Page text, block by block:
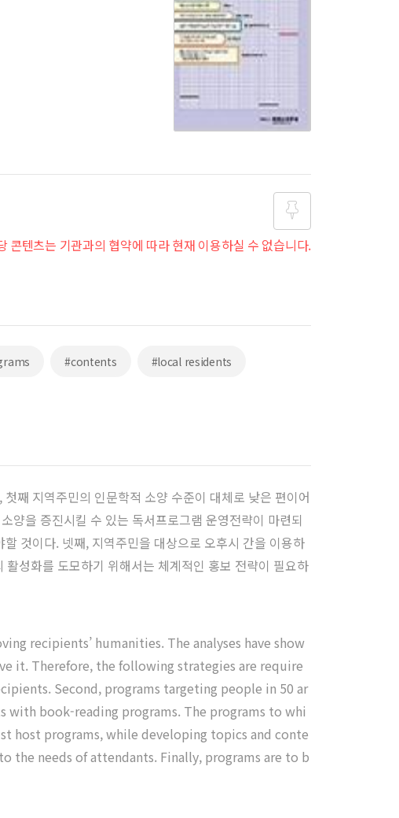
즐겨찾
콘텐츠는 기관과의 협약에 따라 현재 이용하실 수 없습니다.
#contents #local residents
째 지역주민의 인문학적 소양 수준이 대체로 낮은 편이어
양을 증진시킬 수 있는 독서프로그램 운영전략이 마련되
것이다. 넷째, 지역주민을 대상으로 오후시 간을 이용하
성화를 도모하기 위해서는 체계적인 홍보 전략이 필요하
recipients’ humanities. The analyses have show
it. Therefore, the following strategies are require
Second, programs targeting people in 50 ar
book-reading programs. The programs to whi
host programs, while developing topics and conte
the needs of attendants. Finally, programs are to b